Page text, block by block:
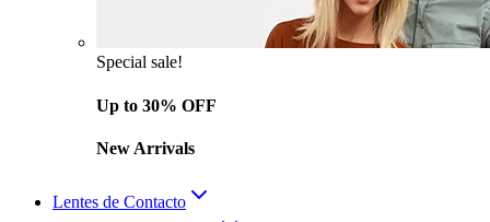
Special sale!
Up to 30% OFF
New Arrivals
Lentes de Contacto